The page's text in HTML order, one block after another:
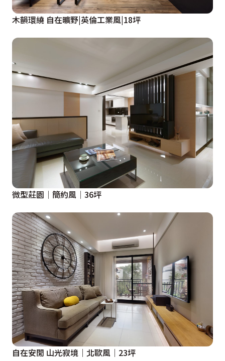
木韻環繞 自在曠野|英倫工業風|18坪
微型莊園│簡約風│36坪
自在安閒 山光寂境｜北歐風｜23坪